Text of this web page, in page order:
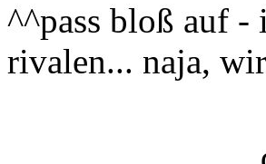
^^pass bloß auf -
rivalen... naja,